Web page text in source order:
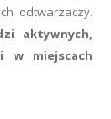
odtwarzaczy.
aktywnych,
w miejscach